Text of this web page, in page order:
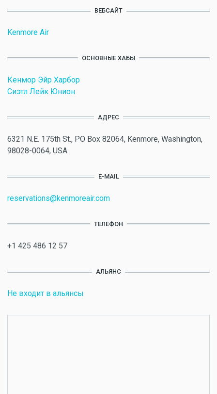
ВЕБСАЙТ
Kenmore Air
ОСНОВНЫЕ ХАБЫ
Кенмор Эйр Харбор
Сиэтл Лейк Юнион
АДРЕС
6321 N.E. 175th St., PO Box 82064, Kenmore, Washington,
98028-0064, USA
E-MAIL
reservations@kenmoreair.com
ТЕЛЕФОН
+1 425 486 12 57
АЛЬЯНС
Не входит в альянсы